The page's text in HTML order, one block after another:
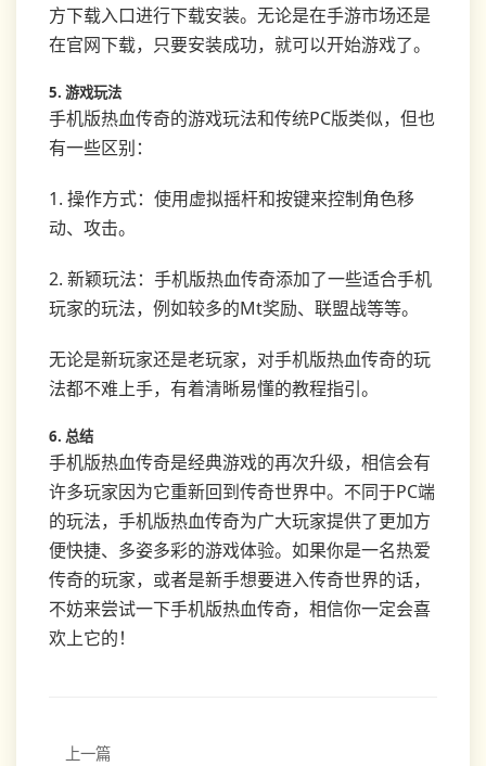
方下载入口进行下载安装。无论是在手游市场还是
在官网下载，只要安装成功，就可以开始游戏了。
5. 游戏玩法
手机版热血传奇的游戏玩法和传统PC版类似，但也
有一些区别：
1. 操作方式：使用虚拟摇杆和按键来控制角色移
动、攻击。
2. 新颖玩法：手机版热血传奇添加了一些适合手机
玩家的玩法，例如较多的Mt奖励、联盟战等等。
无论是新玩家还是老玩家，对手机版热血传奇的玩
法都不难上手，有着清晰易懂的教程指引。
6. 总结
手机版热血传奇是经典游戏的再次升级，相信会有
许多玩家因为它重新回到传奇世界中。不同于PC端
的玩法，手机版热血传奇为广大玩家提供了更加方
便快捷、多姿多彩的游戏体验。如果你是一名热爱
传奇的玩家，或者是新手想要进入传奇世界的话，
不妨来尝试一下手机版热血传奇，相信你一定会喜
欢上它的！
上一篇